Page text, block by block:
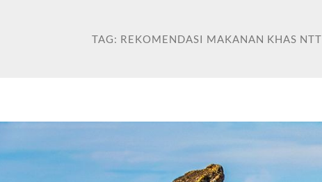
TAG: REKOMENDASI MAKANAN KHAS NTT